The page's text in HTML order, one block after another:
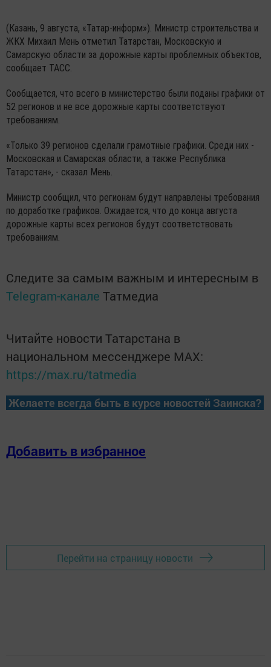
(Казань, 9 августа, «Татар-информ»). Министр строительства и
ЖКХ Михаил Мень отметил Татарстан, Московскую и
Самарскую области за дорожные карты проблемных объектов,
сообщает ТАСС.
Сообщается, что всего в министерство были поданы графики от
52 регионов и не все дорожные карты соответствуют
требованиям.
«Только 39 регионов сделали грамотные графики. Среди них -
Московская и Самарская области, а также Республика
Татарстан», - сказал Мень.
Министр сообщил, что регионам будут направлены требования
по доработке графиков. Ожидается, что до конца августа
дорожные карты всех регионов будут соответствовать
требованиям.
Следите за самым важным и интересным в
Telegram-канале Татмедиа
Читайте новости Татарстана в
национальном мессенджере MАХ:
https://max.ru/tatmedia
Желаете всегда быть в курсе новостей Заинска?
Добавить в избранное
Перейти на страницу новости